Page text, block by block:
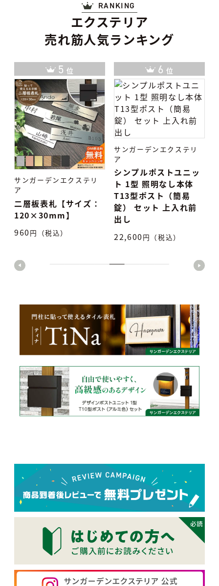
エクステリア
売れ筋人気ランキング
RANKING
5 位
サンガーデンエクステリ
ア
二層板表札【サイズ：
120×30mm】
960 円（税込）
6 位
サンガーデンエクステリ
ア
シンプルポストユニッ
ト 1型 照明なし本体
T13型ポスト（簡易
錠） セット 上入れ前
出し
22,600 円（税込）